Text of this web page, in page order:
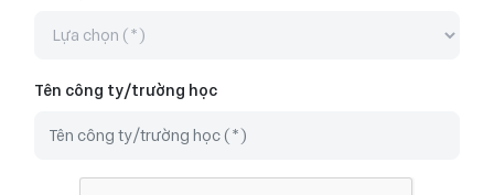
Tên công ty/trường học